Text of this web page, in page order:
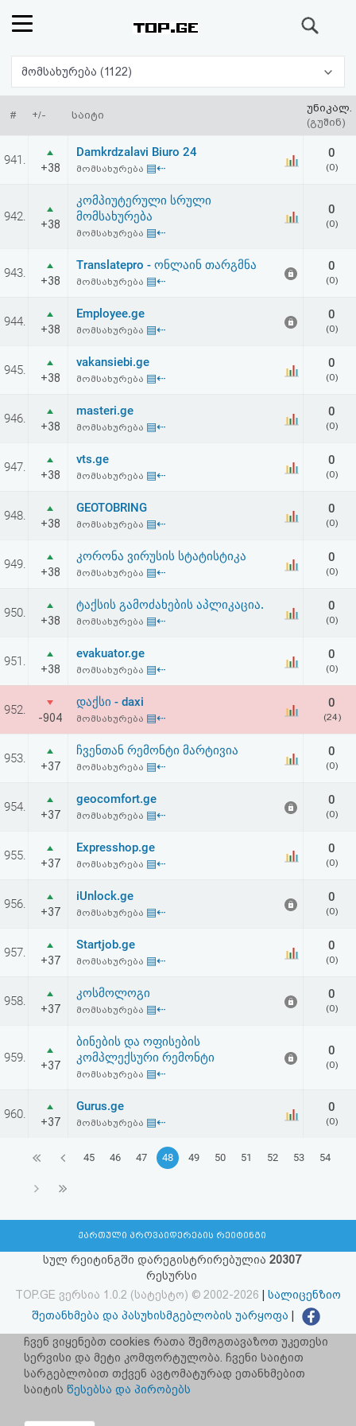
რეიტინგი
(მთავარი)
ფოსტა
პასუხი
პაროლის
აღდგენა
HTML
სალიცენზიო
შეთანხმება
პასუხისმგებლობის
უარყოფა
მომსახურება (1122)
# +/- საიტი
უნიკალ.
(გუშინ)
941.
+38
Damkrdzalavi Biuro 24
მომსახურება ▤⇠
0
(0)
942.
+38
კომპიუტერული სრული
მომსახურება
მომსახურება ▤⇠
0
(0)
943.
+38
Translatepro - ონლაინ თარგმნა
მომსახურება ▤⇠
0
(0)
944.
+38
Employee.ge
მომსახურება ▤⇠
0
(0)
945.
+38
vakansiebi.ge
მომსახურება ▤⇠
0
(0)
946.
+38
masteri.ge
მომსახურება ▤⇠
0
(0)
947.
+38
vts.ge
მომსახურება ▤⇠
0
(0)
948.
+38
GEOTOBRING
მომსახურება ▤⇠
0
(0)
949.
+38
კორონა ვირუსის სტატისტიკა
მომსახურება ▤⇠
0
(0)
950.
+38
ტაქსის გამოძახების აპლიკაცია.
მომსახურება ▤⇠
0
(0)
951.
+38
evakuator.ge
მომსახურება ▤⇠
0
(0)
952.
-904
დაქსი - daxi
მომსახურება ▤⇠
0
(24)
953.
+37
ჩვენთან რემონტი მარტივია
მომსახურება ▤⇠
0
(0)
954.
+37
geocomfort.ge
მომსახურება ▤⇠
0
(0)
955.
+37
Expresshop.ge
მომსახურება ▤⇠
0
(0)
956.
+37
iUnlock.ge
მომსახურება ▤⇠
0
(0)
957.
+37
Startjob.ge
მომსახურება ▤⇠
0
(0)
958.
+37
კოსმოლოგი
მომსახურება ▤⇠
0
(0)
959.
+37
ბინების და ოფისების
კომპლექსური რემონტი
მომსახურება ▤⇠
0
(0)
960.
+37
Gurus.ge
მომსახურება ▤⇠
0
(0)
45 46 47 48 49 50 51 52 53 54
ქართული პროვაიდერების რეიტინგი
სულ რეიტინგში დარეგისტრირებულია 20307
რესურსი
TOP.GE ვერსია 1.0.2 (სატესტო) © 2002-2026
სალიცენზიო
შეთანხმება და პასუხისმგებლობის უარყოფა
facebook.com/TOP.GE
იხილეთ TOP.GE - ის ძველი ვერსია ბმულზე
ჩვენ ვიყენებთ cookies რათა შემოგთავაზოთ უკეთესი
სერვისი და მეტი კომფორტულობა. ჩვენი საიტით
სარგებლობით თქვენ ავტომატურად ეთანხმებით
საიტის წესებსა და პირობებს